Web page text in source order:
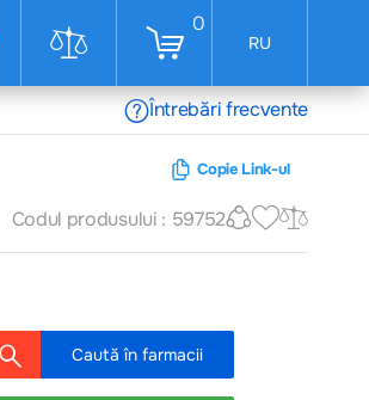
0
RU
Întrebări frecvente
Copie Link-ul
Codul produsului : 59752
Caută în farmacii